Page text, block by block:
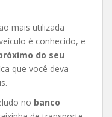
mais utilizada
é conhecido, e
do seu
que você deva
no banco